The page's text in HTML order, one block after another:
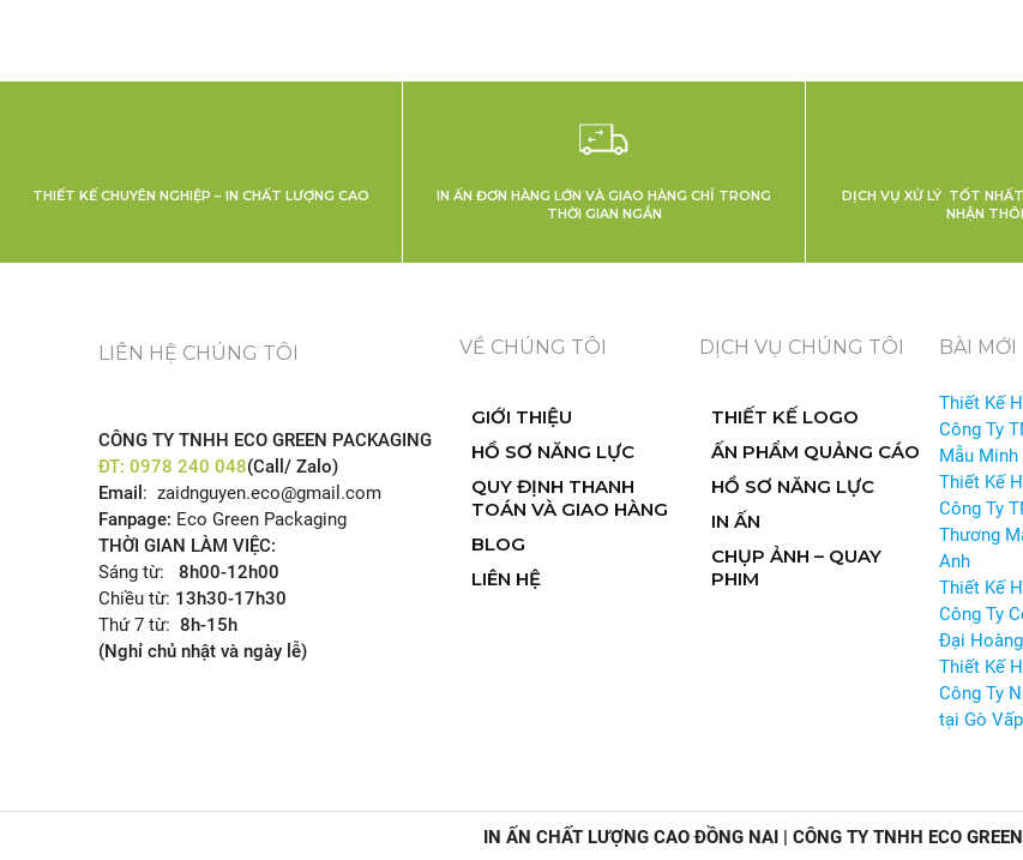
THIẾT KẾ CHUYÊN NGHIỆP – IN CHẤT LƯỢNG CAO
IN ẤN ĐƠN HÀNG LỚN VÀ GIAO HÀNG CHỈ TRONG
THỜI GIAN NGẮN
DỊCH VỤ XỬ LÝ TỐT
NHẬN
LIÊN HỆ CHÚNG TÔI
CÔNG TY TNHH ECO GREEN PACKAGING
ĐT: 0978 240 048(Call/ Zalo)
Email : zaidnguyen.eco@gmail.com
Fanpage: Eco Green Packaging
THỜI GIAN LÀM VIỆC:
Sáng từ: 8h00-12h00
Chiều từ: 13h30-17h30
Thứ 7 từ: 8h-15h
(Nghỉ chủ nhật và ngày lễ)
VỀ CHÚNG TÔI
GIỚI THIỆU
HỒ SƠ NĂNG LỰC
QUY ĐỊNH THANH
TOÁN VÀ GIAO HÀNG
BLOG
LIÊN HỆ
DỊCH VỤ CHÚNG TÔI
THIẾT KẾ LOGO
ẤN PHẨM QUẢNG CÁO
HỒ SƠ NĂNG LỰC
IN ẤN
CHỤP ẢNH – QUAY
PHIM
BÀI MỚI
Thiết Kế
Công Ty
Mẫu Minh
Thiết Kế
Công Ty
Thương
Anh
Thiết Kế
Công Ty
Đại
Thiết Kế
Công Ty
tại Gò Vấp
IN ẤN CHẤT LƯỢNG CAO ĐỒNG NAI | CÔNG TY TNHH ECO